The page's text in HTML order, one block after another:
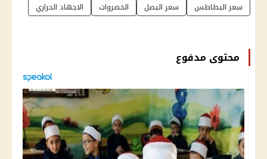
سعر البطاطس سعر البصل الخضروات الاجهاد الحراري
محتوى مدفوع